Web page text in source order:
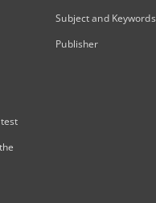
Subject and Keywords
Publisher